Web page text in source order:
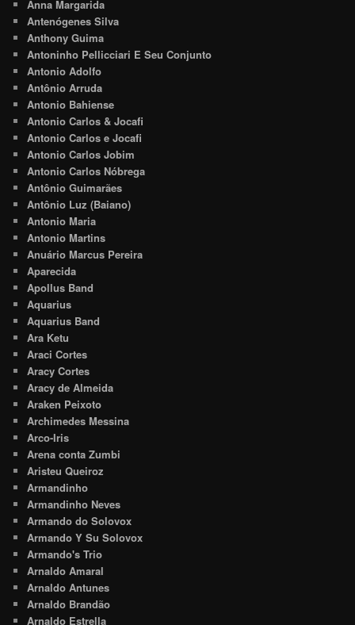
Anna Margarida
Antenógenes Silva
Anthony Guima
Antoninho Pellicciari E Seu Conjunto
Antonio Adolfo
Antônio Arruda
Antonio Bahiense
Antonio Carlos & Jocafi
Antonio Carlos e Jocafi
Antonio Carlos Jobim
Antonio Carlos Nóbrega
Antônio Guimarães
Antônio Luz (Baiano)
Antonio Maria
Antonio Martins
Anuário Marcus Pereira
Aparecida
Apollus Band
Aquarius
Aquarius Band
Ara Ketu
Araci Cortes
Aracy Cortes
Aracy de Almeida
Araken Peixoto
Archimedes Messina
Arco-Iris
Arena conta Zumbi
Aristeu Queiroz
Armandinho
Armandinho Neves
Armando do Solovox
Armando Y Su Solovox
Armando's Trio
Arnaldo Amaral
Arnaldo Antunes
Arnaldo Brandão
Arnaldo Estrella